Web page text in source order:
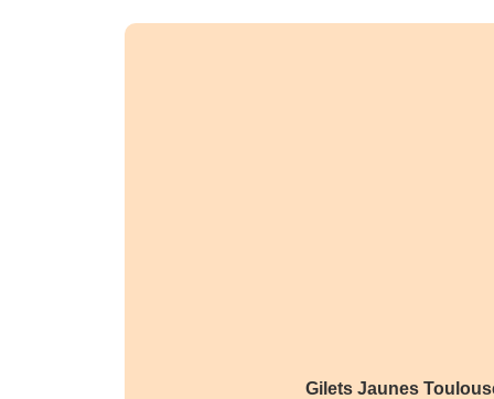
Gilets Jaunes